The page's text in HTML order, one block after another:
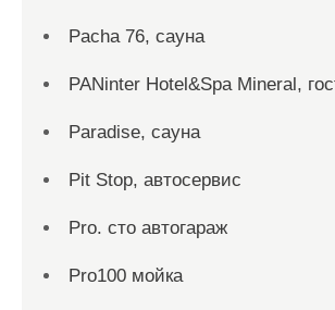
Pacha 76, сауна
PANinter Hotel&Spa Mineral,
Paradise, сауна
Pit Stop, автосервис
Pro. cтo автогараж
Pro100 мойка